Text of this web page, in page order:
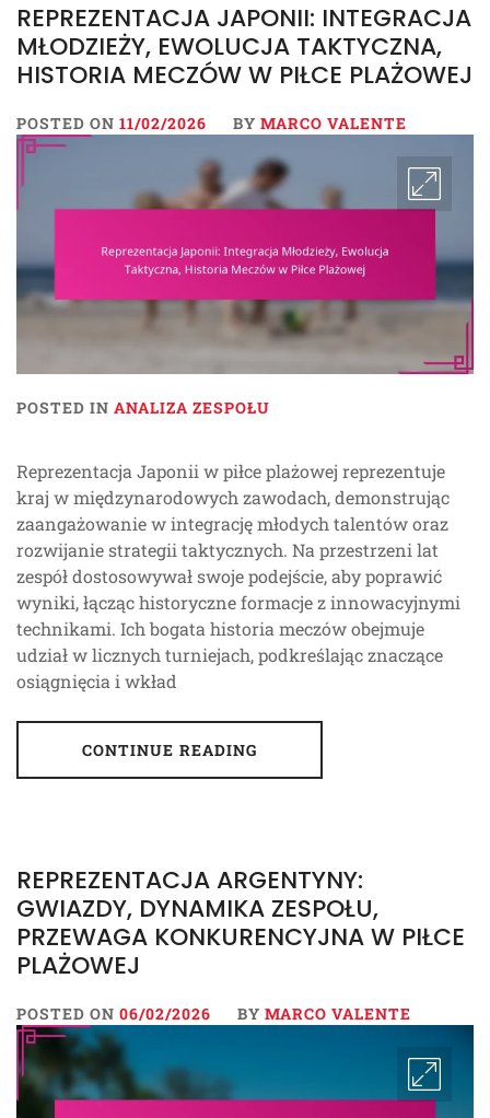
REPREZENTACJA JAPONII: INTEGRACJA
MŁODZIEŻY, EWOLUCJA TAKTYCZNA,
HISTORIA MECZÓW W PIŁCE PLAŻOWEJ
POSTED ON 11/02/2026 BY MARCO VALENTE
POSTED IN ANALIZA ZESPOŁU
Reprezentacja Japonii w piłce plażowej reprezentuje
kraj w międzynarodowych zawodach, demonstrując
zaangażowanie w integrację młodych talentów oraz
rozwijanie strategii taktycznych. Na przestrzeni lat
zespół dostosowywał swoje podejście, aby poprawić
wyniki, łącząc historyczne formacje z innowacyjnymi
technikami. Ich bogata historia meczów obejmuje
udział w licznych turniejach, podkreślając znaczące
osiągnięcia i wkład
CONTINUE READING
REPREZENTACJA ARGENTYNY:
GWIAZDY, DYNAMIKA ZESPOŁU,
PRZEWAGA KONKURENCYJNA W PIŁCE
PLAŻOWEJ
POSTED ON 06/02/2026 BY MARCO VALENTE